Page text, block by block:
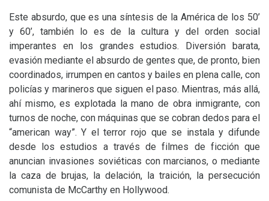
Este absurdo, que es una síntesis de la América de los 50’
y 60’, también lo es de la cultura y del orden social
imperantes en los grandes estudios. Diversión barata,
evasión mediante el absurdo de gentes que, de pronto, bien
coordinados, irrumpen en cantos y bailes en plena calle, con
policías y marineros que siguen el paso. Mientras, más allá,
ahí mismo, es explotada la mano de obra inmigrante, con
turnos de noche, con máquinas que se cobran dedos para el
“american way”. Y el terror rojo que se instala y difunde
desde los estudios a través de filmes de ficción que
anuncian invasiones soviéticas con marcianos, o mediante
la caza de brujas, la delación, la traición, la persecución
comunista de McCarthy en Hollywood.